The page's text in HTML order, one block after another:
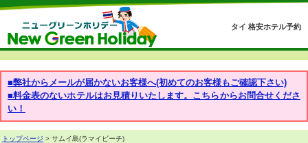
タイ 格安ホテル予約
■弊社からメールが届かないお客様へ(初めてのお客様もご確認下さい)
■料金表のないホテルはお見積りいたします。こちらからお問合せくださ
い！
トップページ > サムイ島(ラマイビーチ)